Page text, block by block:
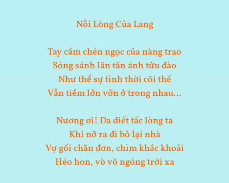
Nỗi Lòng Của Lang
Tay cầm chén ngọc của nàng trao
Sóng sánh lăn tăn ánh tửu đào
Như thể sự tình thời cõi thế
Vẫn tiềm lởn vởn ở trong nhau…
Nương ơi! Da diết tấc lòng ta
Khi nỡ ra đi bỏ lại nhà
Vợ gối chăn đơn, chìm khắc khoải
Héo hon, vò võ ngóng trời xa